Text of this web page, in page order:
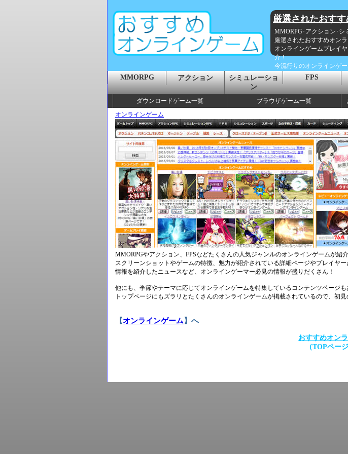
厳選されたおす
MMORPG･アクション･シ
厳選されたおすすめオン
オンラインゲームプレイ
介！
今流行りのオンラインゲ
MMORPG アクション
シミュレーショ
ン
FPS
ダウンロードゲーム一覧 ブラウザゲーム一覧
オンラインゲーム
MMORPGやアクション、FPSなどたくさんの人気ジャンルのオンラインゲームが紹
スクリーンショットやゲームの特徴、魅力が紹介されている詳細ページやプレイヤ
情報を紹介したニュースなど、オンラインゲーマー必見の情報が盛りだくさん！
他にも、季節やテーマに応じてオンラインゲームを特集しているコンテンツページ
トップページにもズラリとたくさんのオンラインゲームが掲載されているので、初
【オンラインゲーム 】へ
おすすめオン
（TOPペー